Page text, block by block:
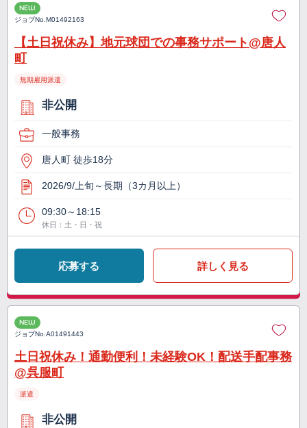
NEW
ジョブNo.M01492163
【土日祝休み】地元球団での事務サポート@唐人
町
無期雇用派遣
非公開
一般事務
唐人町 徒歩18分
2026/9/上旬～長期（3カ月以上）
09:30～18:15
休日：土・日・祝
応募する 詳しく見る
NEW
ジョブNo.A01491443
土日祝休み！通勤便利！未経験OK！配送手配事務
@呉服町
派遣
非公開